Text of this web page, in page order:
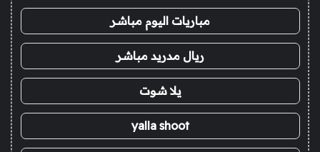
مباريات اليوم مباشر
ريال مدريد مباشر
يلا شوت
yalla shoot